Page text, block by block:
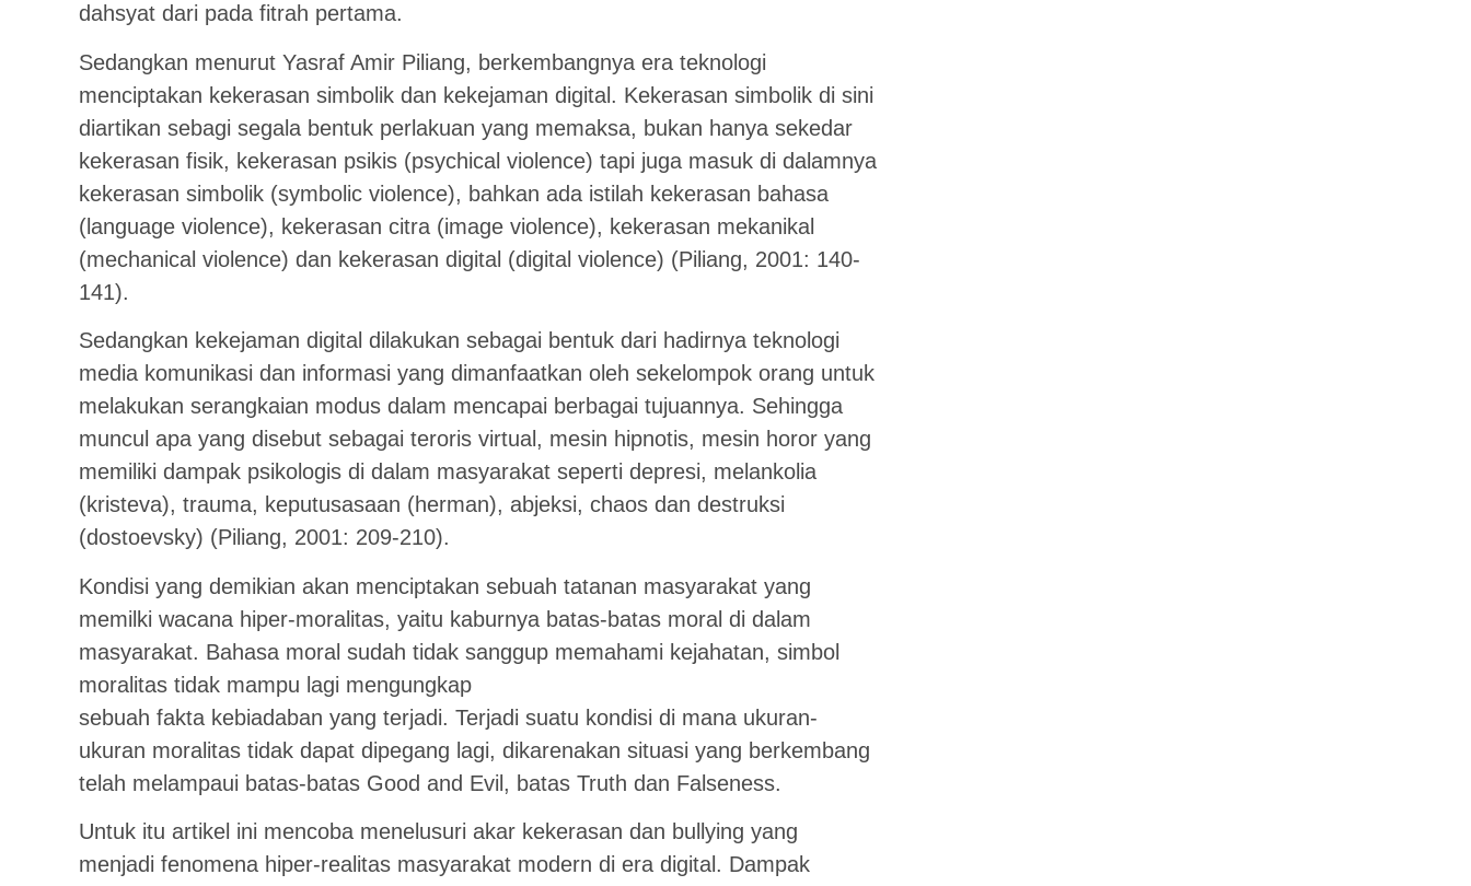
dahsyat dari pada fitrah pertama.
Sedangkan menurut Yasraf Amir Piliang, berkembangnya era teknologi
menciptakan kekerasan simbolik dan kekejaman digital. Kekerasan simbolik di sini
diartikan sebagi segala bentuk perlakuan yang memaksa, bukan hanya sekedar
kekerasan fisik, kekerasan psikis (psychical violence) tapi juga masuk di dalamnya
kekerasan simbolik (symbolic violence), bahkan ada istilah kekerasan bahasa
(language violence), kekerasan citra (image violence), kekerasan mekanikal
(mechanical violence) dan kekerasan digital (digital violence) (Piliang, 2001: 140-
141).
Sedangkan kekejaman digital dilakukan sebagai bentuk dari hadirnya teknologi
media komunikasi dan informasi yang dimanfaatkan oleh sekelompok orang untuk
melakukan serangkaian modus dalam mencapai berbagai tujuannya. Sehingga
muncul apa yang disebut sebagai teroris virtual, mesin hipnotis, mesin horor yang
memiliki dampak psikologis di dalam masyarakat seperti depresi, melankolia
(kristeva), trauma, keputusasaan (herman), abjeksi, chaos dan destruksi
(dostoevsky) (Piliang, 2001: 209-210).
Kondisi yang demikian akan menciptakan sebuah tatanan masyarakat yang
memilki wacana hiper-moralitas, yaitu kaburnya batas-batas moral di dalam
masyarakat. Bahasa moral sudah tidak sanggup memahami kejahatan, simbol
moralitas tidak mampu lagi mengungkap
sebuah fakta kebiadaban yang terjadi. Terjadi suatu kondisi di mana ukuran-
ukuran moralitas tidak dapat dipegang lagi, dikarenakan situasi yang berkembang
telah melampaui batas-batas Good and Evil, batas Truth dan Falseness.
Untuk itu artikel ini mencoba menelusuri akar kekerasan dan bullying yang
menjadi fenomena hiper-realitas masyarakat modern di era digital. Dampak